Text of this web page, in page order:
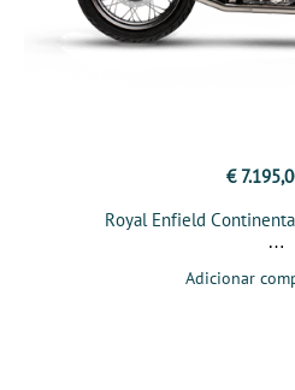
€
Royal Enfield
Adicionar